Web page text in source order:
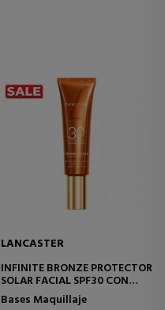
LANCASTER
INFINITE BRONZE PROTECTOR
SOLAR FACIAL SPF30 CON
MAQUILLAJE
Bases Maquillaje